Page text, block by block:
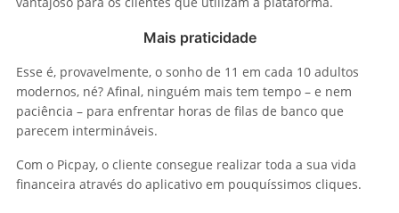
Mais praticidade
Esse é, provavelmente, o sonho de 11 em cada 10 adultos
modernos, né? Afinal, ninguém mais tem tempo – e nem
paciência – para enfrentar horas de filas de banco que
parecem intermináveis.
Com o Picpay, o cliente consegue realizar toda a sua vida
financeira através do aplicativo em pouquíssimos cliques.